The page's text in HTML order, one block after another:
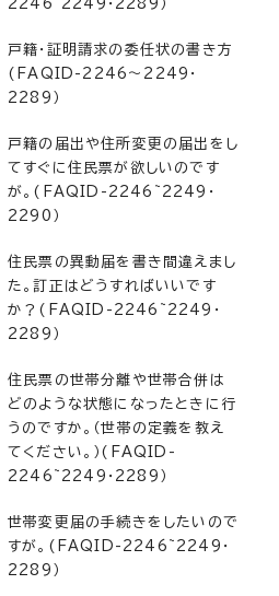
2246~2249・2289）
戸籍・証明請求の委任状の書き方
(FAQID-2246～2249・
2289）
戸籍の届出や住所変更の届出をし
てすぐに住民票が欲しいのです
が。(FAQID-2246~2249・
2290）
住民票の異動届を書き間違えまし
た。訂正はどうすればいいです
か？(FAQID-2246~2249・
2289）
住民票の世帯分離や世帯合併は
どのような状態になったときに行
うのですか。（世帯の定義を教え
てください。）(FAQID-
2246~2249・2289）
世帯変更届の手続きをしたいので
すが。(FAQID-2246~2249・
2289）